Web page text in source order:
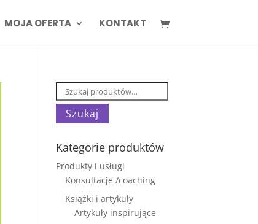
MOJA OFERTA KONTAKT
Szukaj:
Szukaj
Kategorie produktów
Produkty i usługi
Konsultacje /coaching
Książki i artykuły
Artykuły inspirujące